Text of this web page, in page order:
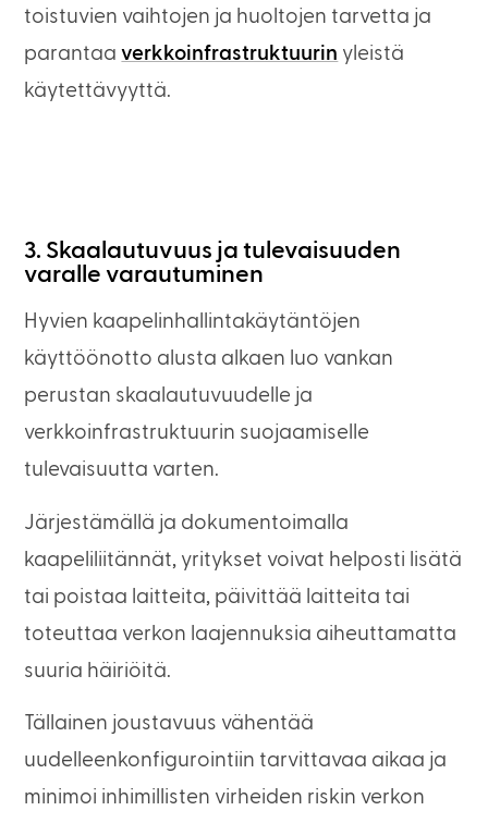
toistuvien vaihtojen ja huoltojen tarvetta ja
parantaaverkkoinfrastruktuurin yleistä
käytettävyyttä.
3. Skaalautuvuus ja tulevaisuuden
varalle varautuminen
Hyvien kaapelinhallintakäytäntöjen
käyttöönotto alusta alkaen luo vankan
perustan skaalautuvuudelle ja
verkkoinfrastruktuurin suojaamiselle
tulevaisuutta varten.
Järjestämällä ja dokumentoimalla
kaapeliliitännät, yritykset voivat helposti lisätä
tai poistaa laitteita, päivittää laitteita tai
toteuttaa verkon laajennuksia aiheuttamatta
suuria häiriöitä.
Tällainen joustavuus vähentää
uudelleenkonfigurointiin tarvittavaa aikaa ja
minimoi inhimillisten virheiden riskin verkon